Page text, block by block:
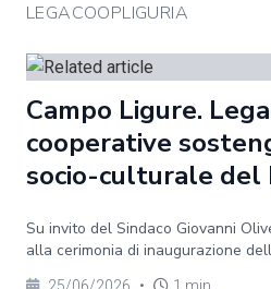
LEGACOOPLIGURIA
Campo Ligure.
cooperative
socio-culturale del
Su invito del Sindaco Giovanni
alla cerimonia di inaugurazione